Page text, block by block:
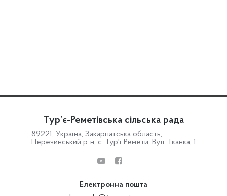
Тур’є-Реметівська сільська рада
89221, Україна, Закарпатська область,
Перечинський р-н, с. Тур'ї Ремети, Вул. Тканка, 1
Електронна пошта